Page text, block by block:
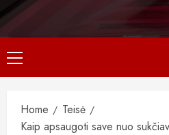
Primary
Menu
Home
Teisė
Kaip apsaugoti save nuo